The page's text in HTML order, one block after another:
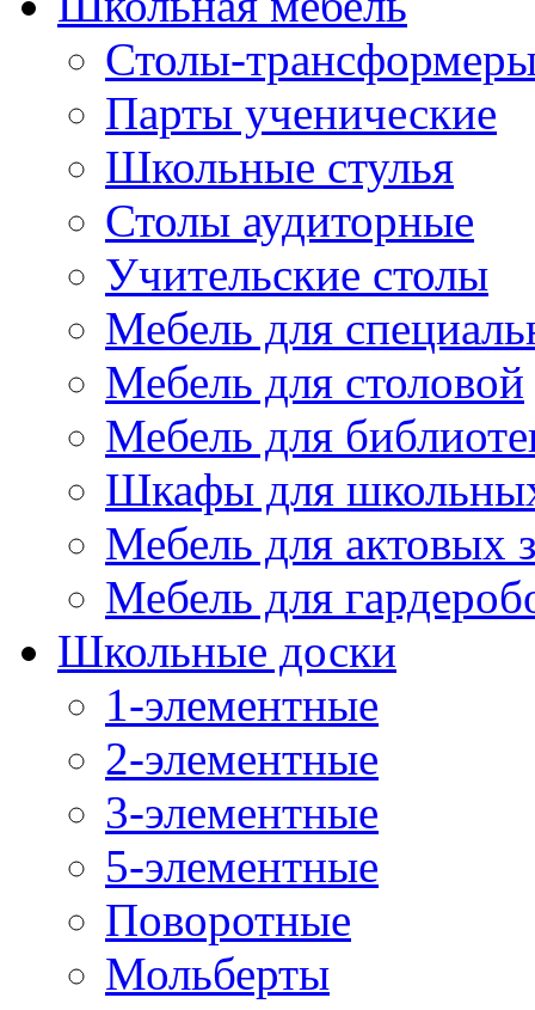
Столы-
Парты ученические
Школьные стулья
Столы аудиторные
Учительские столы
Мебель для
Мебель для столовой
Мебель для
Шкафы для
Мебель для актовых
Мебель для
Школьные доски
1-элементные
2-элементные
3-элементные
5-элементные
Поворотные
Мольберты